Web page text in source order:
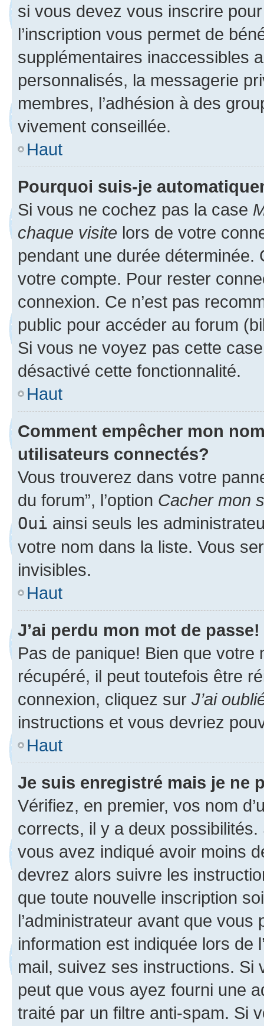
si vous devez vous inscrire
l’inscription vous permet de
supplémentaires inaccessibles
personnalisés, la messagerie
membres, l’adhésion à des
vivement conseillée.
Haut
Pourquoi suis-je
Si vous ne cochez pas la case
chaque visite lors de votre
pendant une durée déterminée.
votre compte. Pour rester
connexion. Ce n’est pas
public pour accéder au forum
Si vous ne voyez pas cette
désactivé cette fonctionnalité.
Haut
Comment empêcher mon
utilisateurs connectés?
Vous trouverez dans votre
du forum”, l’option Cacher mon
Oui ainsi seuls les
votre nom dans la liste. Vous
invisibles.
Haut
J’ai perdu mon mot de passe!
Pas de panique! Bien que
récupéré, il peut toutefois être
connexion, cliquez sur J’ai
instructions et vous devriez
Haut
Je suis enregistré mais je ne
Vérifiez, en premier, vos nom
corrects, il y a deux
vous avez indiqué avoir moins
devrez alors suivre les
que toute nouvelle inscription
l’administrateur avant que
information est indiquée lors de
mail, suivez ses instructions. Si
peut que vous ayez fourni une
traité par un filtre anti-spam. Si